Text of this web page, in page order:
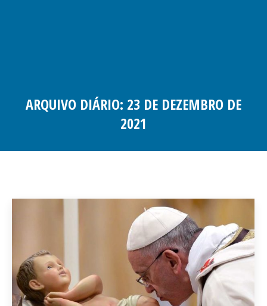
ARQUIVO DIÁRIO: 23 DE DEZEMBRO DE
2021